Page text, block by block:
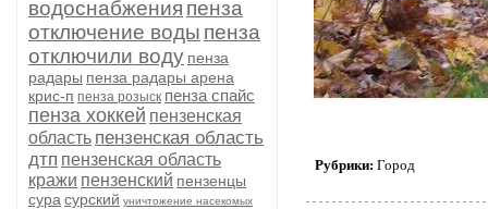
водоснабжения пенза
отключение воды пенза
отключили воду пенза
радары пенза радары арена
крис-п пенза розыск пенза спайс
пенза хоккей пензенская
область пензенская область
дтп пензенская область
кражи пензенский пензенцы
сура сурский уничтожение насекомых
Рубрики: Город